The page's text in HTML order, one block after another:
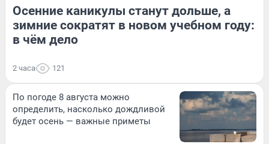
Осенние каникулы станут дольше, а
зимние сократят в новом учебном году:
в чём дело
2 часа 121
По погоде 8 августа можно
определить, насколько дождливой
будет осень — важные приметы